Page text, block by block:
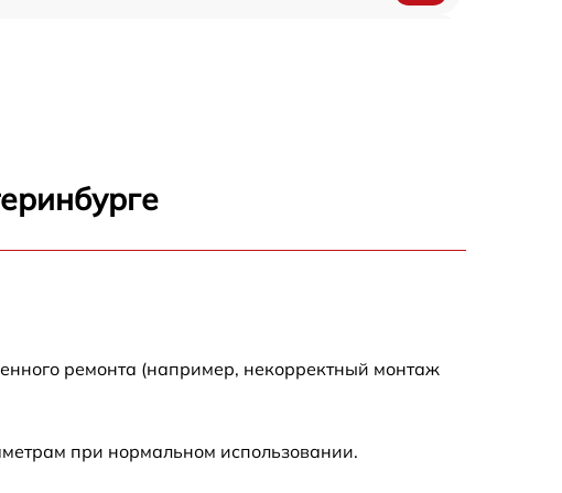
ремонта (например, некорректный монтаж
при нормальном использовании.